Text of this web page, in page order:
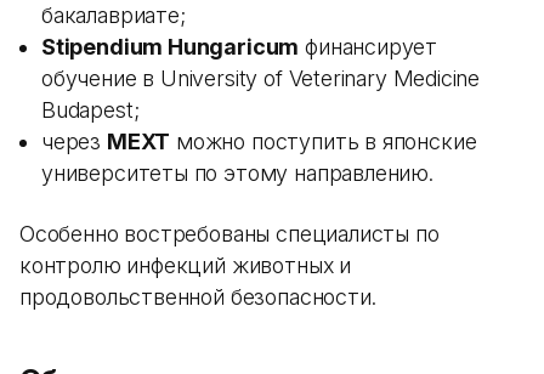
бакалавриате;
Stipendium Hungaricum финансирует
обучение в University of Veterinary Medicine
Budapest;
через MEXT можно поступить в японские
университеты по этому направлению.
Особенно востребованы специалисты по
контролю инфекций животных и
продовольственной безопасности.